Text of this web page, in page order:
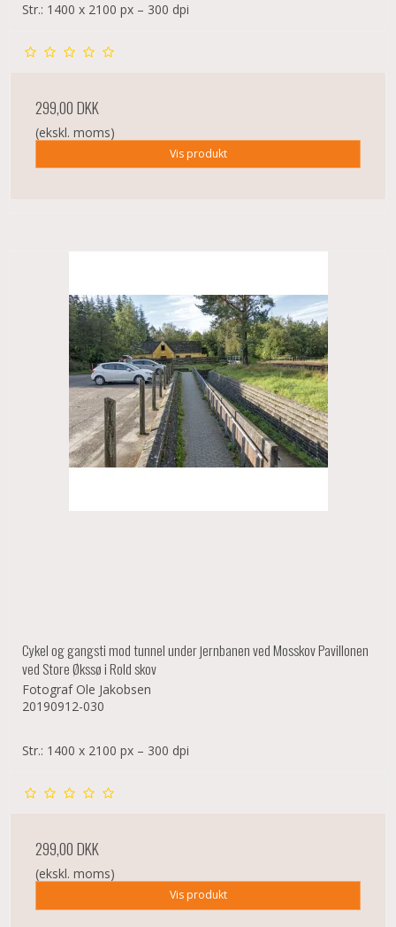
Str.: 1400 x 2100 px – 300 dpi
299,00 DKK
(ekskl. moms)
Vis produkt
Cykel og gangsti mod tunnel under jernbanen ved Mosskov Pavillonen
ved Store Økssø i Rold skov
Fotograf Ole Jakobsen
20190912-030
Str.: 1400 x 2100 px – 300 dpi
299,00 DKK
(ekskl. moms)
Vis produkt